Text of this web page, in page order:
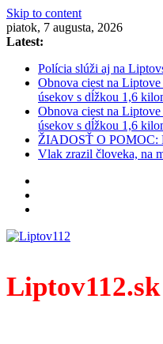
Skip to content
piatok, 7 augusta, 2026
Latest:
Polícia slúži aj na
Obnova ciest na
úsekov s dĺžkou 1,6
Obnova ciest na
úsekov s dĺžkou 1,6
ŽIADOSŤ O
Vlak zrazil človeka, na
Liptov112.sk